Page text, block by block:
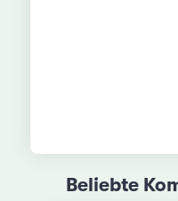
Beliebte